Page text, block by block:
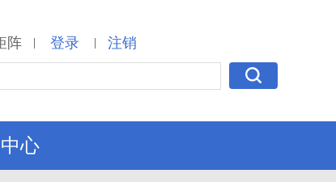
阵 | 登录 | 注销
心